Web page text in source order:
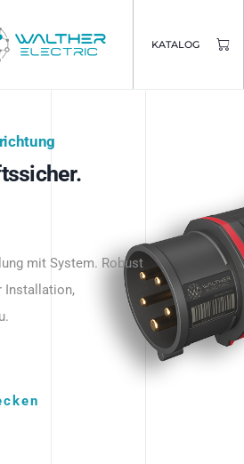
KATALOG
Stromverteilung
hier.
mit System. Robust
Installation,
geschützt und